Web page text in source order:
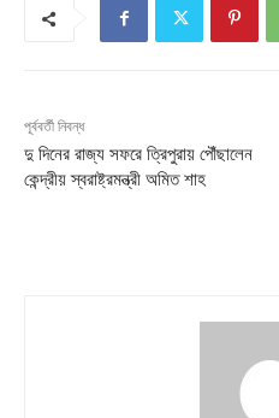
পূর্ববর্তী নিবন্ধ
দু দিনের রাজ্য সফরে ত্রিপুরায় পৌঁছালেন
কেন্দ্রীয় স্বরাষ্ট্রমন্ত্রী অমিত শাহ